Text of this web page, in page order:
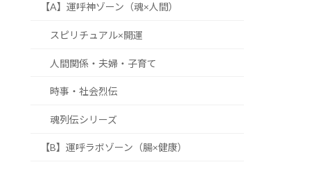
【A】運呼神ゾーン（魂×人間）
スピリチュアル×開運
人間関係・夫婦・子育て
時事・社会烈伝
魂列伝シリーズ
【B】運呼ラボゾーン（腸×健康）